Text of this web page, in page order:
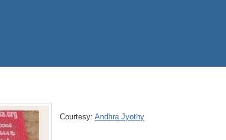
Courtesy: Andhra Jyothy